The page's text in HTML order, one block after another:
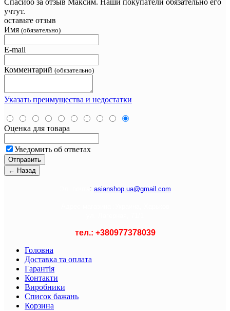
Спасибо за отзыв Максим. Наши покупатели обязательно его
учтут.
оставьте отзыв
Имя (обязательно)
E-mail
Комментарий (обязательно)
Указать преимущества и недостатки
Оценка для товара
Уведомить об ответах
: asianshop.ua@gmail.com
тел.: +380977378039
Головна
Доставка та оплата
Гарантія
Контакти
Виробники
Список бажань
Корзина